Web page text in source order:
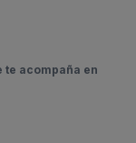
te acompaña en